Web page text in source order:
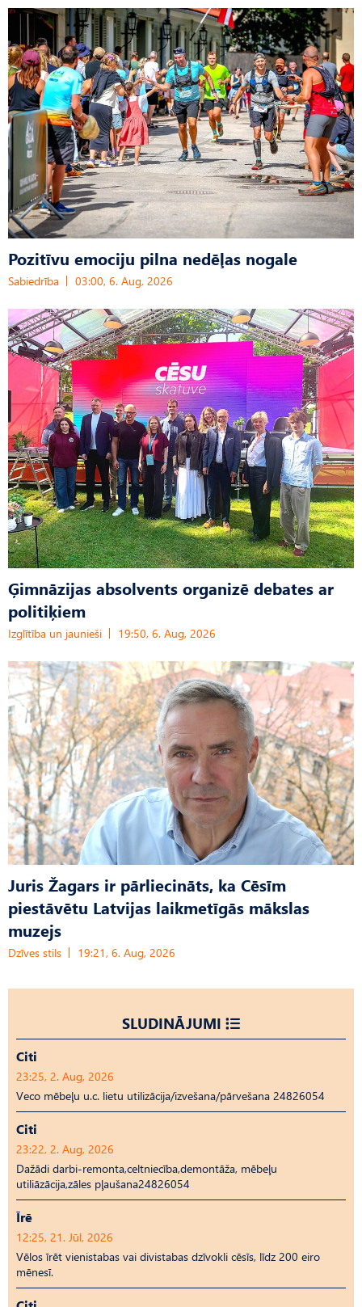
Pozitīvu emociju pilna nedēļas nogale
Sabiedrība 03:00, 6. Aug, 2026
Ģimnāzijas absolvents organizē debates ar
politiķiem
Izglītība un jaunieši 19:50, 6. Aug, 2026
Juris Žagars ir pārliecināts, ka Cēsīm
piestāvētu Latvijas laikmetīgās mākslas
muzejs
Dzīves stils 19:21, 6. Aug, 2026
SLUDINĀJUMI
Citi
23:25, 2. Aug, 2026
Veco mēbeļu u.c. lietu utilizācija/izvešana/pārvešana 24826054
Citi
23:22, 2. Aug, 2026
Dažādi darbi-remonta,celtniecība,demontāža, mēbeļu
utiliāzācija,zāles pļaušana24826054
Īrē
12:25, 21. Jūl, 2026
Vēlos īrēt vienistabas vai divistabas dzīvokli cēsīs, līdz 200 eiro
mēnesī.